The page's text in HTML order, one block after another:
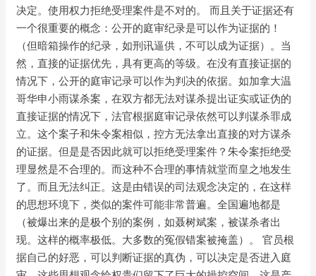
决定。使用权力拒绝受理案件是不对的。 而且关于证据还有
一个很重要的概念：公开的庭审纪录是可以作为证据的！
（但暗箱操作的纪录，如刑讯逼供，不可以成为证据）。当
然，直接的证据优先，具有更高的等级。在没有直接证据的
情况下，公开的庭审记录可以作为判决的依据。如加拿大温
哥华申小雨谋杀案，在双方都无法对谋杀提出证实或证伪的
直接证据的情况下，法官根据庭审记录依然可以判谋杀罪成
立。这个案子和朱令案相似，控方无法拿出直接的对方谋杀
的证据。但是是否因此就可以拒绝受理案件？朱令案拒绝受
理显然是不合理的。而这种不合理的事情就堂而皇之地发生
了。而且无法纠正。这是由错误的司法观念决定的，在这样
的思想环境下，类似的案件可能非常普遍。全国遍地都是
（被爆出来的是极个别的案例，如聂树斌案，被谋杀者出
现。这样的概率极低。大多数的冤假错案被掩盖）。 官员根
据自己的好恶，可以判断证据的真伪，可以决定是否进入庭